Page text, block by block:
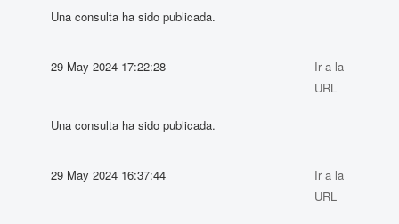
Una consulta ha sido publicada.
29 May 2024 17:22:28
Ir a la
URL
Una consulta ha sido publicada.
29 May 2024 16:37:44
Ir a la
URL